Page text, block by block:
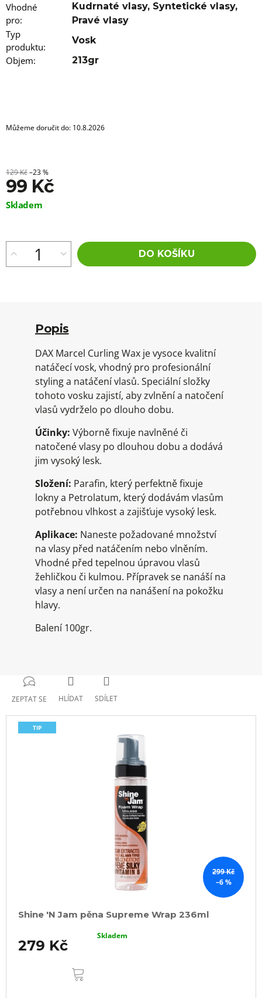
Vhodné
pro:
Kudrnaté vlasy, Syntetické vlasy,
Pravé vlasy
Typ
produktu:
Vosk
Objem: 213gr
Můžeme doručit do: 10.8.2026
129 Kč–23 %
99 Kč
Měrná
Skladem
DO KOŠÍKU
Popis
DAX Marcel Curling Wax je vysoce kvalitní
natáčecí vosk, vhodný pro profesionální
styling a natáčení vlasů. Speciální složky
tohoto vosku zajistí, aby zvlnění a natočení
vlasů vydrželo po dlouho dobu.
Účinky: Výborně fixuje navlněné či
natočené vlasy po dlouhou dobu a dodává
jim vysoký lesk.
Složení: Parafin, který perfektně fixuje
lokny a Petrolatum, který dodávám vlasům
potřebnou vlhkost a zajišťuje vysoký lesk.
Aplikace: Naneste požadované množství
na vlasy před natáčením nebo vlněním.
Vhodné před tepelnou úpravou vlasů
žehličkou či kulmou. Přípravek se nanáší na
vlasy a není určen na nanášení na pokožku
hlavy.
Balení 100gr.
ZEPTAT SE HLÍDAT SDÍLET
299 Kč
–6 %
TIP
Shine 'N Jam pěna Supreme Wrap 236ml
279 Kč
Skladem
100%
JUMBO
BRAID
KANEKALON
22
SUPERBRAID
Kč